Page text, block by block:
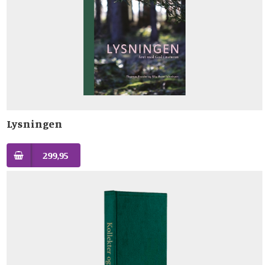
Lysningen
299,95